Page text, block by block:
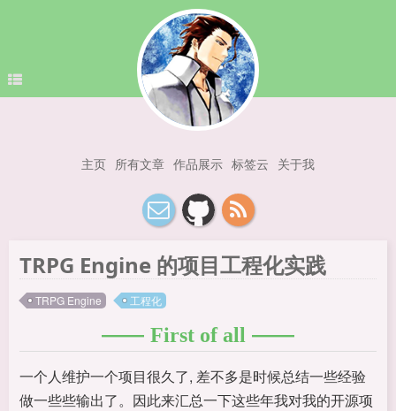
主页 所有文章 作品展示 标签云 关于我
TRPG Engine 的项目工程化实践
TRPG Engine 工程化
First of all
一个人维护一个项目很久了, 差不多是时候总结一些经验
做一些些输出了。因此来汇总一下这些年我对我的开源项